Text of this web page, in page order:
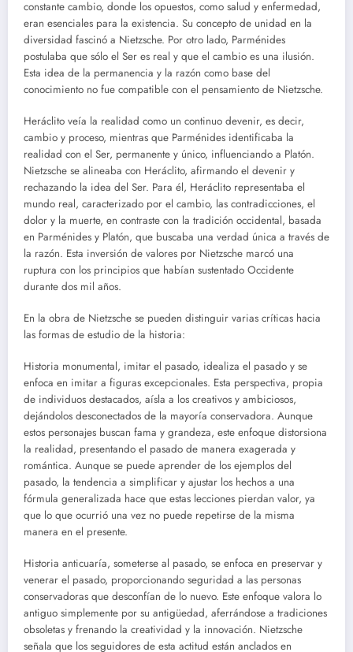
constante cambio, donde los opuestos, como salud y enfermedad,
eran esenciales para la existencia. Su concepto de unidad en la
diversidad fascinó a Nietzsche. Por otro lado, Parménides
postulaba que sólo el Ser es real y que el cambio es una ilusión.
Esta idea de la permanencia y la razón como base del
conocimiento no fue compatible con el pensamiento de Nietzsche.
Heráclito veía la realidad como un continuo devenir, es decir,
cambio y proceso, mientras que Parménides identificaba la
realidad con el Ser, permanente y único, influenciando a Platón.
Nietzsche se alineaba con Heráclito, afirmando el devenir y
rechazando la idea del Ser. Para él, Heráclito representaba el
mundo real, caracterizado por el cambio, las contradicciones, el
dolor y la muerte, en contraste con la tradición occidental, basada
en Parménides y Platón, que buscaba una verdad única a través de
la razón. Esta inversión de valores por Nietzsche marcó una
ruptura con los principios que habían sustentado Occidente
durante dos mil años.
En la obra de Nietzsche se pueden distinguir varias críticas hacia
las formas de estudio de la historia:
Historia monumental, imitar el pasado, idealiza el pasado y se
enfoca en imitar a figuras excepcionales. Esta perspectiva, propia
de individuos destacados, aísla a los creativos y ambiciosos,
dejándolos desconectados de la mayoría conservadora. Aunque
estos personajes buscan fama y grandeza, este enfoque distorsiona
la realidad, presentando el pasado de manera exagerada y
romántica. Aunque se puede aprender de los ejemplos del
pasado, la tendencia a simplificar y ajustar los hechos a una
fórmula generalizada hace que estas lecciones pierdan valor, ya
que lo que ocurrió una vez no puede repetirse de la misma
manera en el presente.
Historia anticuaría, someterse al pasado, se enfoca en preservar y
venerar el pasado, proporcionando seguridad a las personas
conservadoras que desconfían de lo nuevo. Este enfoque valora lo
antiguo simplemente por su antigüedad, aferrándose a tradiciones
obsoletas y frenando la creatividad y la innovación. Nietzsche
señala que los seguidores de esta actitud están anclados en